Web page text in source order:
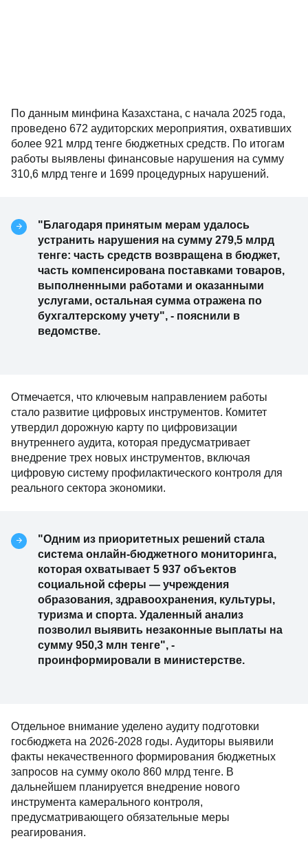
По данным минфина Казахстана, с начала 2025 года,
проведено 672 аудиторских мероприятия, охвативших
более 921 млрд тенге бюджетных средств. По итогам
работы выявлены финансовые нарушения на сумму
310,6 млрд тенге и 1699 процедурных нарушений.
"Благодаря принятым мерам удалось
устранить нарушения на сумму 279,5 млрд
тенге: часть средств возвращена в бюджет,
часть компенсирована поставками товаров,
выполненными работами и оказанными
услугами, остальная сумма отражена по
бухгалтерскому учету", - пояснили в
ведомстве.
Отмечается, что ключевым направлением работы
стало развитие цифровых инструментов. Комитет
утвердил дорожную карту по цифровизации
внутреннего аудита, которая предусматривает
внедрение трех новых инструментов, включая
цифровую систему профилактического контроля для
реального сектора экономики.
"Одним из приоритетных решений стала
система онлайн-бюджетного мониторинга,
которая охватывает 5 937 объектов
социальной сферы — учреждения
образования, здравоохранения, культуры,
туризма и спорта. Удаленный анализ
позволил выявить незаконные выплаты на
сумму 950,3 млн тенге", -
проинформировали в министерстве.
Отдельное внимание уделено аудиту подготовки
госбюджета на 2026-2028 годы. Аудиторы выявили
факты некачественного формирования бюджетных
запросов на сумму около 860 млрд тенге. В
дальнейшем планируется внедрение нового
инструмента камерального контроля,
предусматривающего обязательные меры
реагирования.